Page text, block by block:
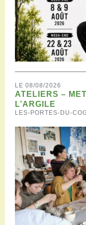
LE 08/08/2026
ATELIERS –
L’ARGILE
LES-PORTES-DU-